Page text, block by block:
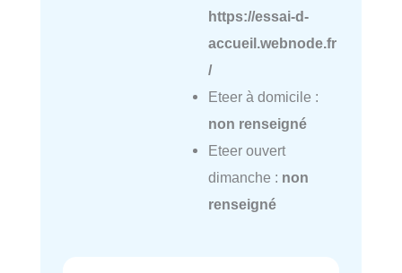
https://essai-d-
accueil.webnode.fr
/
Eteer à domicile :
non renseigné
Eteer ouvert
dimanche : non
renseigné